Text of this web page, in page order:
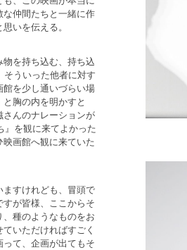
仲間たちと一緒に作
いを伝える。
を持ち込む、持ち込
そういった他者に対す
館を少し通いづらい場
胸の内を明かすと
さんのナレーションが
』を観に来てよかった
画館へ観に来ていた
ますけれども、冒頭で
が皆様、ここからそ
種のようなものをお
いただければすごく
て、企画が出てもそ